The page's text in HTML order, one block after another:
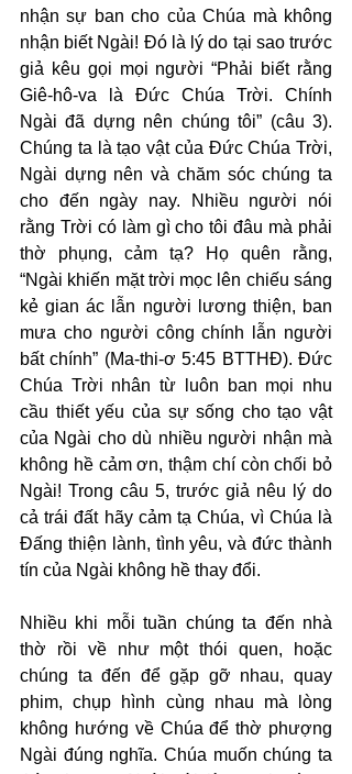
nhận sự ban cho của Chúa mà không
nhận biết Ngài! Đó là lý do tại sao trước
giả kêu gọi mọi người “Phải biết rằng
Giê-hô-va là Đức Chúa Trời. Chính
Ngài đã dựng nên chúng tôi” (câu 3).
Chúng ta là tạo vật của Đức Chúa Trời,
Ngài dựng nên và chăm sóc chúng ta
cho đến ngày nay. Nhiều người nói
rằng Trời có làm gì cho tôi đâu mà phải
thờ phụng, cảm tạ? Họ quên rằng,
“Ngài khiến mặt trời mọc lên chiếu sáng
kẻ gian ác lẫn người lương thiện, ban
mưa cho người công chính lẫn người
bất chính” (Ma-thi-ơ 5:45 BTTHĐ). Đức
Chúa Trời nhân từ luôn ban mọi nhu
cầu thiết yếu của sự sống cho tạo vật
của Ngài cho dù nhiều người nhận mà
không hề cảm ơn, thậm chí còn chối bỏ
Ngài! Trong câu 5, trước giả nêu lý do
cả trái đất hãy cảm tạ Chúa, vì Chúa là
Đấng thiện lành, tình yêu, và đức thành
tín của Ngài không hề thay đổi.
Nhiều khi mỗi tuần chúng ta đến nhà
thờ rồi về như một thói quen, hoặc
chúng ta đến để gặp gỡ nhau, quay
phim, chụp hình cùng nhau mà lòng
không hướng về Chúa để thờ phượng
Ngài đúng nghĩa. Chúa muốn chúng ta